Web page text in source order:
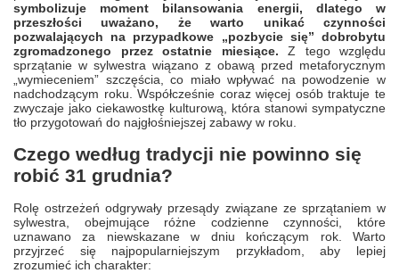
symbolizuje moment bilansowania energii, dlatego w
przeszłości uważano, że warto unikać czynności
pozwalających na przypadkowe „pozbycie się” dobrobytu
zgromadzonego przez ostatnie miesiące. Z tego względu
sprzątanie w sylwestra wiązano z obawą przed metaforycznym
„wymieceniem” szczęścia, co miało wpływać na powodzenie w
nadchodzącym roku. Współcześnie coraz więcej osób traktuje te
zwyczaje jako ciekawostkę kulturową, która stanowi sympatyczne
tło przygotowań do najgłośniejszej zabawy w roku.
Czego według tradycji nie powinno się
robić 31 grudnia?
Rolę ostrzeżeń odgrywały przesądy związane ze sprzątaniem w
sylwestra, obejmujące różne codzienne czynności, które
uznawano za niewskazane w dniu kończącym rok. Warto
przyjrzeć się najpopularniejszym przykładom, aby lepiej
zrozumieć ich charakter: